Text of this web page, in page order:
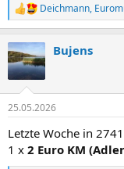
R
e
k
t
i
e
:
Deichmann,
Bujens
25.05.2026
Letzte Woche in
1 x 2 Euro KM